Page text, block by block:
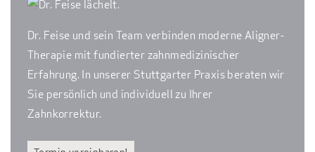
Dr. Feise und sein Team verbinden moderne Aligner-
Therapie mit fundierter zahnmedizinischer
Erfahrung. In unserer Stuttgarter Praxis beraten wir
Sie persönlich und individuell zu Ihrer
Zahnkorrektur.